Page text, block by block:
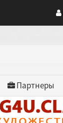
Партнеры